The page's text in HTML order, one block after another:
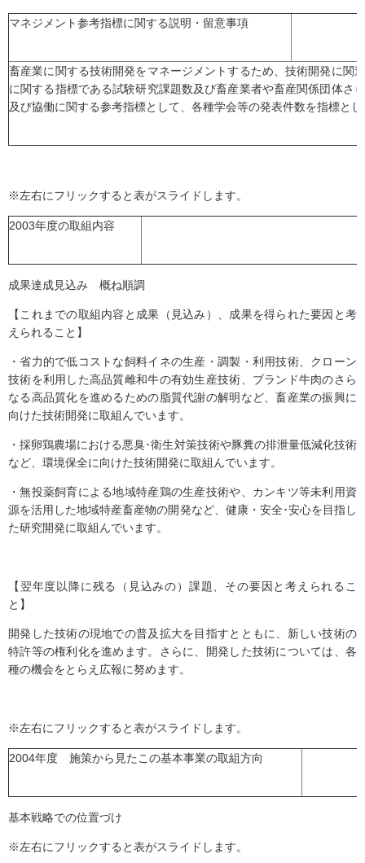
マネジメント参考指標に関する説明・留意事項
畜産業に関する技術開発をマネージメントするため、技術開発に関
に関する指標である試験研究課題数及び畜産業者や畜産関係団体さ
及び協働に関する参考指標として、各種学会等の発表件数を指標と
※左右にフリックすると表がスライドします。
2003年度の取組内容
成果達成見込み 概ね順調
【これまでの取組内容と成果（見込み）、成果を得られた要因と考
えられること】
・省力的で低コストな飼料イネの生産・調製・利用技術、クローン
技術を利用した高品質雌和牛の有効生産技術、ブランド牛肉のさら
なる高品質化を進めるための脂質代謝の解明など、畜産業の振興に
向けた技術開発に取組んでいます。
・採卵鶏農場における悪臭･衛生対策技術や豚糞の排泄量低減化技術
など、環境保全に向けた技術開発に取組んでいます。
・無投薬飼育による地域特産鶏の生産技術や、カンキツ等未利用資
源を活用した地域特産畜産物の開発など、健康・安全･安心を目指し
た研究開発に取組んでいます。
【翌年度以降に残る（見込みの）課題、その要因と考えられるこ
と】
開発した技術の現地での普及拡大を目指すとともに、新しい技術の
特許等の権利化を進めます。さらに、開発した技術については、各
種の機会をとらえ広報に努めます。
※左右にフリックすると表がスライドします。
2004年度 施策から見たこの基本事業の取組方向
基本戦略での位置づけ
※左右にフリックすると表がスライドします。